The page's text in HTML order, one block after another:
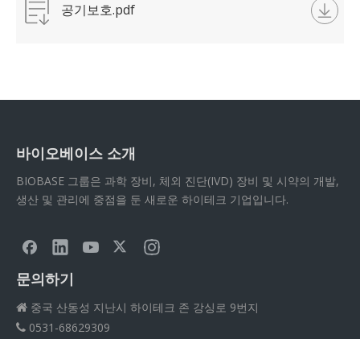
공기보호.pdf
바이오베이스 소개
BIOBASE 그룹은 과학 장비, 체외 진단(IVD) 장비 및 시약의 개발,
생산 및 관리에 중점을 둔 새로운 하이테크 기업입니다.
문의하기
 중국 산동성 지난시 하이테크 존 강싱로 9번지
 0531-68629309